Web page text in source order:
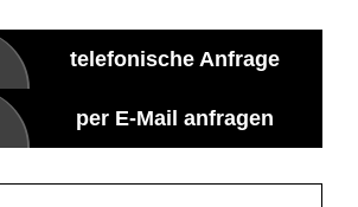
telefonische Anfrage
per E-Mail anfragen